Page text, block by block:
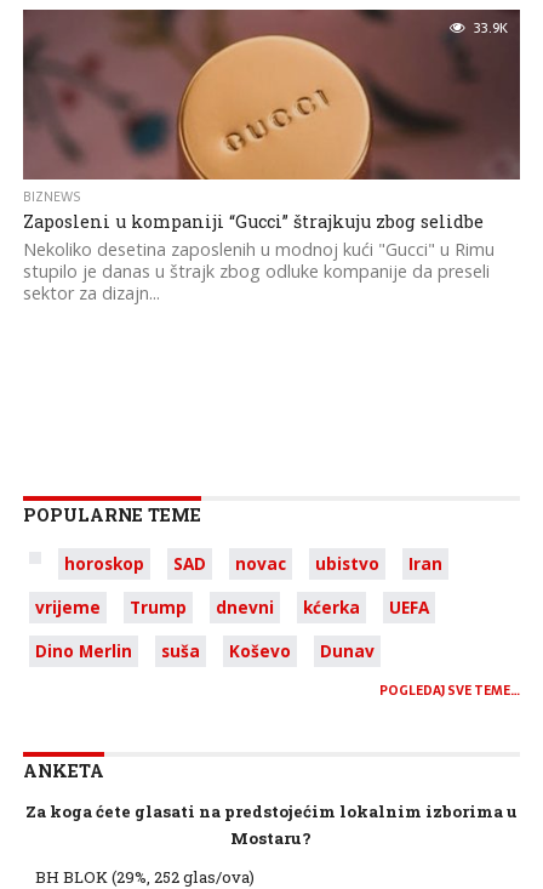
33.9K
BIZNEWS
Zaposleni u kompaniji “Gucci” štrajkuju zbog selidbe
Nekoliko desetina zaposlenih u modnoj kući "Gucci" u Rimu
stupilo je danas u štrajk zbog odluke kompanije da preseli
sektor za dizajn...
POPULARNE TEME
horoskop SAD novac ubistvo
Iran
vrijeme
Trump dnevni kćerka
UEFA
Dino Merlin
suša Koševo Dunav
POGLEDAJ SVE TEME…
ANKETA
Za koga ćete glasati na predstojećim lokalnim izborima u
Mostaru?
BH BLOK(29%, 252 glas/ova)